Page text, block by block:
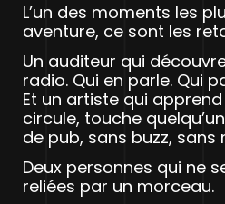
L’un des moments les
aventure, ce sont les
Un auditeur qui
radio. Qui en parle. Qui
Et un artiste qui
circule, touche
de pub, sans buzz, sans
Deux personnes qui ne
reliées par un morceau.